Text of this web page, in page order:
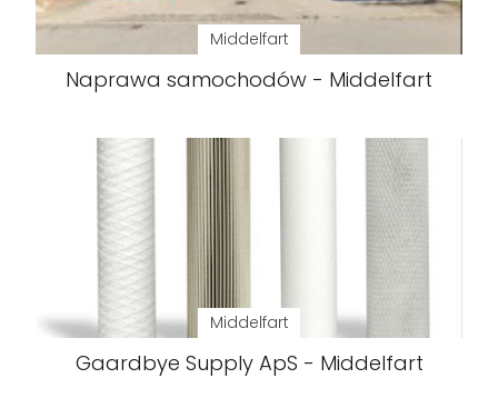
Middelfart
Naprawa samochodów - Middelfart
Middelfart
Gaardbye Supply ApS - Middelfart